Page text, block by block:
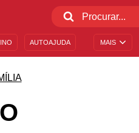
MAIS
AUTOAJUDA